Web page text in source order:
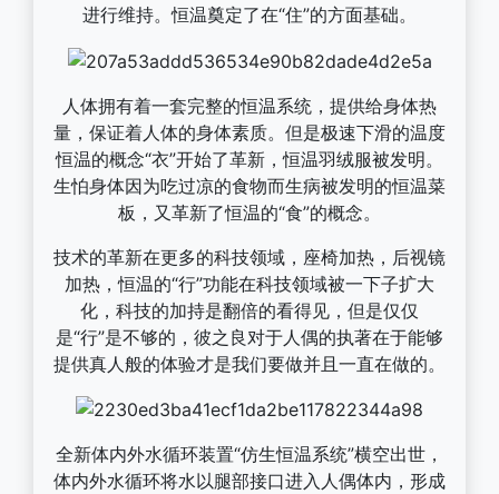
进行维持。恒温奠定了在“住”的方面基础。
人体拥有着一套完整的恒温系统，提供给身体热
量，保证着人体的身体素质。但是极速下滑的温度
恒温的概念“衣”开始了革新，恒温羽绒服被发明。
生怕身体因为吃过凉的食物而生病被发明的恒温菜
板，又革新了恒温的“食”的概念。
技术的革新在更多的科技领域，座椅加热，后视镜
加热，恒温的“行”功能在科技领域被一下子扩大
化，科技的加持是翻倍的看得见，但是仅仅
是“行”是不够的，彼之良对于人偶的执著在于能够
提供真人般的体验才是我们要做并且一直在做的。
全新体内外水循环装置“仿生恒温系统”横空出世，
体内外水循环将水以腿部接口进入人偶体内，形成